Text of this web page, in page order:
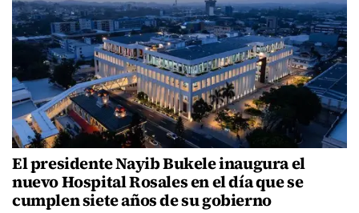
El presidente Nayib Bukele inaugura el
nuevo Hospital Rosales en el día que se
cumplen siete años de su gobierno